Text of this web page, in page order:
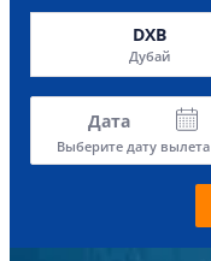
DXB
Дубай
Дата
Выберите дату вылета